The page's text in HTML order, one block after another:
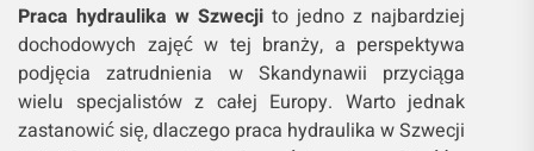
Praca hydraulika w Szwecji to jedno z najbardziej
dochodowych zajęć w tej branży, a perspektywa
podjęcia zatrudnienia w Skandynawii przyciąga
wielu specjalistów z całej Europy. Warto jednak
zastanowić się, dlaczego praca hydraulika w Szwecji